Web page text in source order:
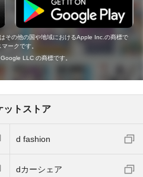
その他の国や地域におけるApple Inc.の商標で
ークです。
LLC の商標です。
ットストア
d fashion
dカーシェア